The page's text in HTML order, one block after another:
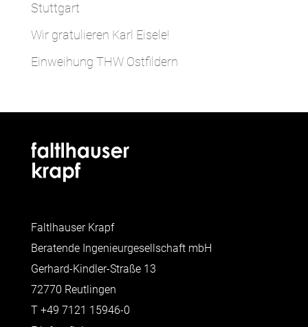
Stuttgart
Wir gratulieren Karl Eisele!
Einweihung THW Ostfildern
Faltlhauser Krapf
Beratende Ingenieurgesellschaft mbH
Gerhard-Kindler-Straße 13
72770 Reutlingen
T +49 7121 15946-0